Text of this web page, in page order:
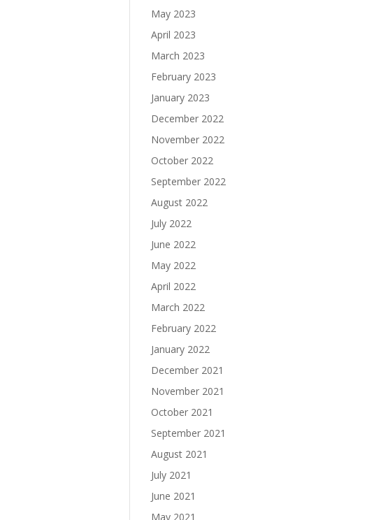
May 2023
April 2023
March 2023
February 2023
January 2023
December 2022
November 2022
October 2022
September 2022
August 2022
July 2022
June 2022
May 2022
April 2022
March 2022
February 2022
January 2022
December 2021
November 2021
October 2021
September 2021
August 2021
July 2021
June 2021
May 2021